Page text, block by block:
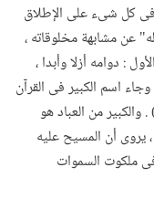
فى كل شىء على الإطلاق
عن مشابهة مخلوقاته ،
: دوامه أزلا وأبدا ،
اسم الكبير فى القرآن
من العباد هو
يروى أن المسيح عليه
ملكوت السموات